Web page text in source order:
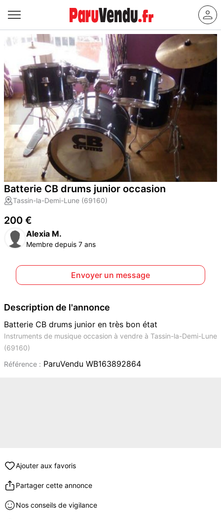
Batterie CB drums junior occasion
Tassin-la-Demi-Lune (69160)
200 €
Alexia M.
Membre depuis 7 ans
Envoyer un message
Description de l'annonce
Batterie CB drums junior en très bon état
Instruments de musique occasion à vendre à Tassin-la-Demi-Lune
(69160)
Référence : ParuVendu WB163892864
Ajouter aux favoris
Partager cette annonce
Nos conseils de vigilance